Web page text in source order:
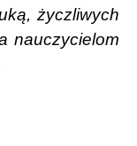
życzliwych
nauczycielom